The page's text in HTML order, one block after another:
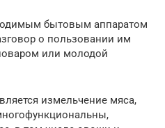
бытовым аппаратом
о пользовании им
или молодой
измельчение мяса,